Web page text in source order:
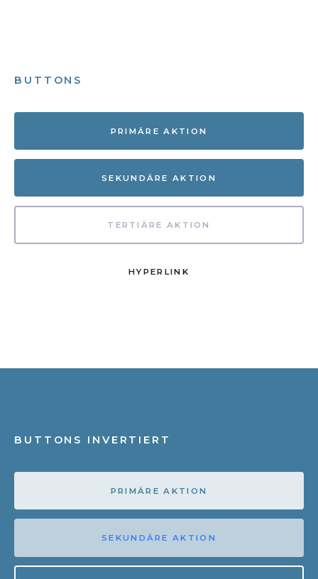
BUTTONS
PRIMÄRE AKTION
SEKUNDÄRE AKTION
TERTIÄRE AKTION
HYPERLINK
BUTTONS INVERTIERT
PRIMÄRE AKTION
SEKUNDÄRE AKTION